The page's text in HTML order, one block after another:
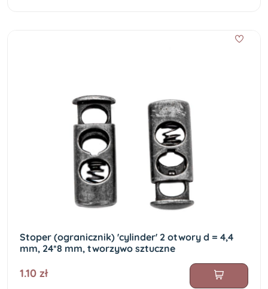
Stoper (ogranicznik) 'cylinder' 2 otwory d = 4,4
mm, 24*8 mm, tworzywo sztuczne
1.10 zł